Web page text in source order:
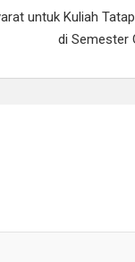
untuk Kuliah
di Semester